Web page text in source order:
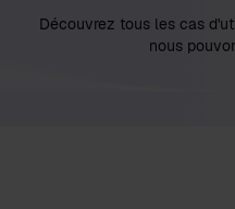
Découvrez tous les cas
nous